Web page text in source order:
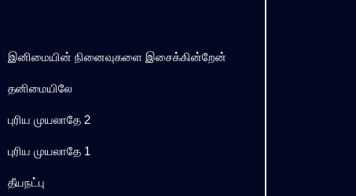
இனிமையின் நினைவுகளை இசைக்கின்றேன்
தனிமையிலே
புரிய முயலாதே 2
புரிய முயலாதே 1
தீயநட்பு